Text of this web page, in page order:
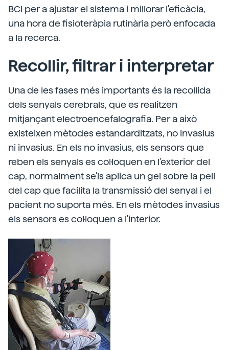
BCI per a ajustar el sistema i millorar l'eficàcia,
una hora de fisioteràpia rutinària però enfocada
a la recerca.
Recollir, filtrar i interpretar
Una de les fases més importants és la recollida
dels senyals cerebrals, que es realitzen
mitjançant electroencefalografia. Per a això
existeixen mètodes estandarditzats, no invasius
ni invasius. En els no invasius, els sensors que
reben els senyals es col·loquen en l'exterior del
cap, normalment se'ls aplica un gel sobre la pell
del cap que facilita la transmissió del senyal i el
pacient no suporta més. En els mètodes invasius
els sensors es col·loquen a l'interior.